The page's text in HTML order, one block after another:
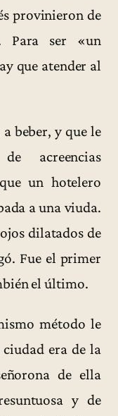
provinieron de
Para ser «un
que atender al
beber, y que le
acreencias
un hotelero
a una viuda.
dilatados de
Fue el primer
el último.
método le
era de la
de ella
y de